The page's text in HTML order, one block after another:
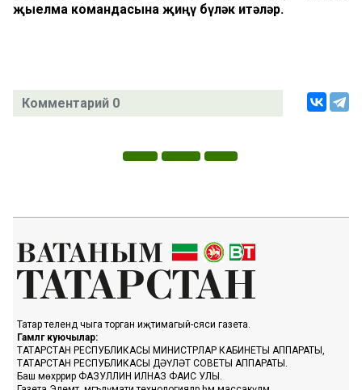
җыелма командасына җиңү бүләк итәләр.
Комментарий 0
Татар телендә чыга торган иҗтимагый-сәяси газета.
Гамәлгә куючылар:
ТАТАРСТАН РЕСПУБЛИКАСЫ МИНИСТРЛАР КАБИНЕТЫ АППАРАТЫ,
ТАТАРСТАН РЕСПУБЛИКАСЫ ДӘҮЛӘТ СОВЕТЫ АППАРАТЫ.
Баш мөхәррир ФАЗУЛЛИН ИЛНАЗ ФАИС УЛЫ.